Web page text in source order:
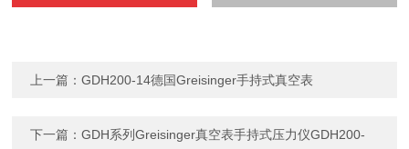
上一篇：GDH200-14德国Greisinger手持式真空表
下一篇：GDH系列Greisinger真空表手持式压力仪GDH200-